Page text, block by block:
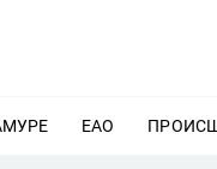
ЕЩЕ
ЕАО ЕЩЕ